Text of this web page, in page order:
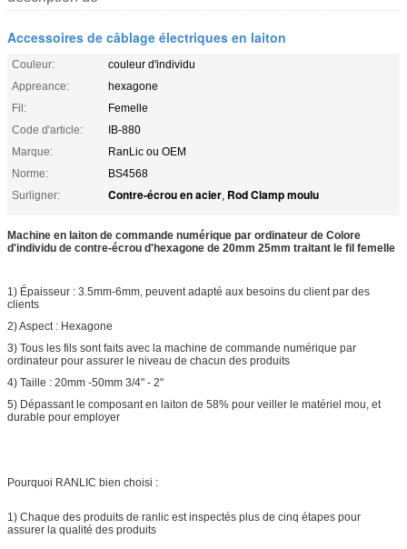
Accessoires de câblage électriques en laiton
Couleur:
couleur d'individu
Appreance:
hexagone
Fil:
Femelle
Code d'article:
IB-880
Marque:
RanLic ou OEM
Norme:
BS4568
Surligner:
Contre-écrou en acier, Rod Clamp moulu
Machine en laiton de commande numérique par ordinateur de Colore
d'individu de contre-écrou d'hexagone de 20mm 25mm traitant le fil femelle
1) Épaisseur : 3.5mm-6mm, peuvent adapté aux besoins du client par des
clients
2) Aspect : Hexagone
3) Tous les fils sont faits avec la machine de commande numérique par
ordinateur pour assurer le niveau de chacun des produits
4) Taille : 20mm -50mm 3/4" - 2"
5) Dépassant le composant en laiton de 58% pour veiller le matériel mou, et
durable pour employer
Pourquoi RANLIC bien choisi :
1) Chaque des produits de ranlic est inspectés plus de cinq étapes pour
assurer la qualité des produits